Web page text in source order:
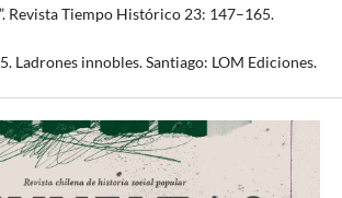
Revista Tiempo Histórico 23: 147–165.
Ladrones innobles. Santiago: LOM Ediciones.